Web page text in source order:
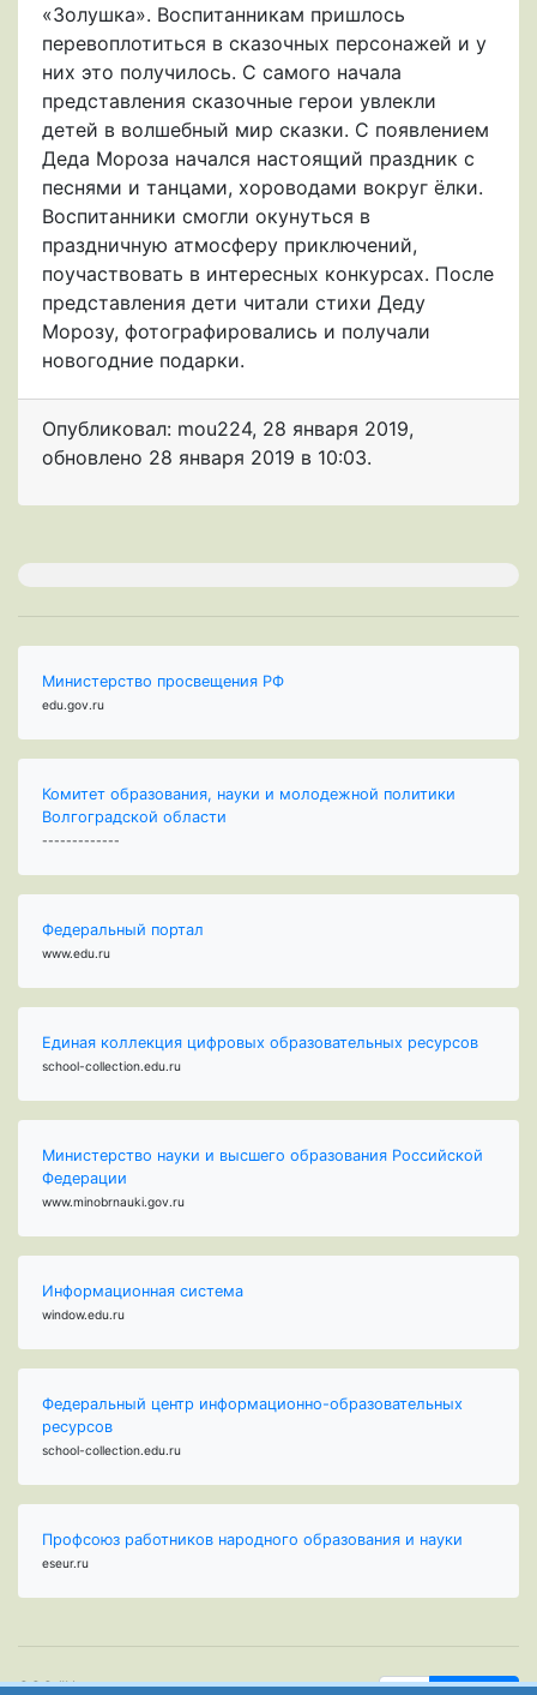
«Золушка». Воспитанникам пришлось
перевоплотиться в сказочных персонажей и у
них это получилось. С самого начала
представления сказочные герои увлекли
детей в волшебный мир сказки. С появлением
Деда Мороза начался настоящий праздник с
песнями и танцами, хороводами вокруг ёлки.
Воспитанники смогли окунуться в
праздничную атмосферу приключений,
поучаствовать в интересных конкурсах. После
представления дети читали стихи Деду
Морозу, фотографировались и получали
новогодние подарки.
Опубликовал: mou224, 28 января 2019,
обновлено 28 января 2019 в 10:03.
Министерство просвещения РФ
edu.gov.ru
Комитет образования, науки и молодежной политики
Волгоградской области
-------------
Федеральный портал
www.edu.ru
Единая коллекция цифровых образовательных ресурсов
school-collection.edu.ru
Министерство науки и высшего образования Российской
Федерации
www.minobrnauki.gov.ru
Информационная система
window.edu.ru
Федеральный центр информационно-образовательных
ресурсов
school-collection.edu.ru
Профсоюз работников народного образования и науки
eseur.ru
ООО "Центр